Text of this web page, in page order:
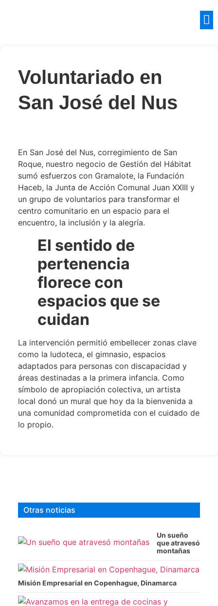
Voluntariado en
San José del Nus
En San José del Nus, corregimiento de San
Roque, nuestro negocio de Gestión del Hábitat
sumó esfuerzos con Gramalote, la Fundación
Haceb, la Junta de Acción Comunal Juan XXIII y
un grupo de voluntarios para transformar el
centro comunitario en un espacio para el
encuentro, la inclusión y la alegría.
El sentido de
pertenencia
florece con
espacios que se
cuidan
La intervención permitió embellecer zonas clave
como la ludoteca, el gimnasio, espacios
adaptados para personas con discapacidad y
áreas destinadas a la primera infancia. Como
símbolo de apropiación colectiva, un artista
local donó un mural que hoy da la bienvenida a
una comunidad comprometida con el cuidado de
lo propio.
Otras noticias
Un sueño
que atravesó
montañas
Misión Empresarial en Copenhague, Dinamarca